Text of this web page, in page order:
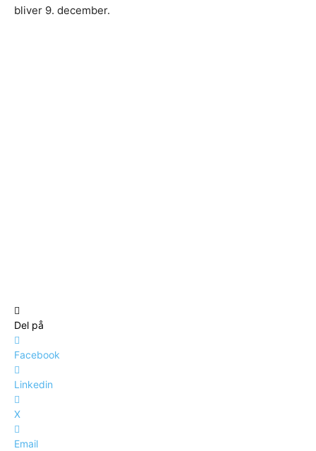
bliver 9. december.
Del på
Facebook
Linkedin
X
Email